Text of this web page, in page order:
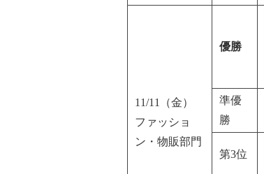
11/11（金）
ファッショ
ン・物販部門
優勝
準優
勝
第3位